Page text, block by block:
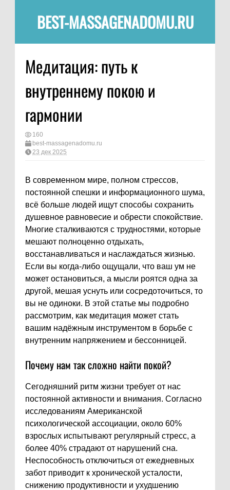
BEST-MASSAGENADOMU.RU
Медитация: путь к
внутреннему покою и
гармонии
160
best-massagenadomu.ru
23 дек 2025
В современном мире, полном стрессов,
постоянной спешки и информационного шума,
всё больше людей ищут способы сохранить
душевное равновесие и обрести спокойствие.
Многие сталкиваются с трудностями, которые
мешают полноценно отдыхать,
восстанавливаться и наслаждаться жизнью.
Если вы когда-либо ощущали, что ваш ум не
может остановиться, а мысли роятся одна за
другой, мешая уснуть или сосредоточиться, то
вы не одиноки. В этой статье мы подробно
рассмотрим, как медитация может стать
вашим надёжным инструментом в борьбе с
внутренним напряжением и бессонницей.
Почему нам так сложно найти покой?
Сегодняшний ритм жизни требует от нас
постоянной активности и внимания. Согласно
исследованиям Американской
психологической ассоциации, около 60%
взрослых испытывают регулярный стресс, а
более 40% страдают от нарушений сна.
Неспособность отключиться от ежедневных
забот приводит к хронической усталости,
снижению продуктивности и ухудшению